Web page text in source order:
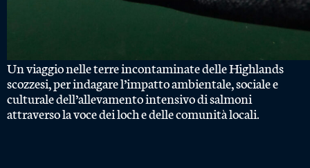
Un viaggio nelle terre incontaminate delle Highlands
scozzesi, per indagare l’impatto ambientale, sociale e
culturale dell’allevamento intensivo di salmoni
attraverso la voce dei loch e delle comunità locali.